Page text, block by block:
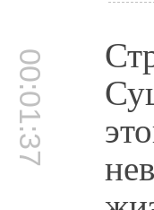
00:01:37